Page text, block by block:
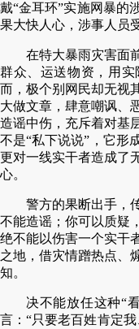
戴“金耳环”实施网暴的
果大快人心，涉事人员
在特大暴雨灾害面
群众、运送物资，用
而，极个别网民却无视
大做文章，肆意嘲讽、
造谣中伤，充斥着对基
不是“私下说说”，它形
更对一线实干者造成了
心。
警方的果断出手，
不能造谣；你可以质疑
绝不能以伤害一个实干
之地，借灾情蹭热点、
知。
决不能放任这种“
言：“只要老百姓肯定